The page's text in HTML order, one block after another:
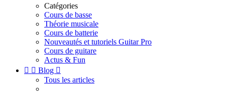
Catégories
Cours de basse
Théorie musicale
Cours de batterie
Nouveautés et tutoriels Guitar Pro
Cours de guitare
Actus & Fun
  Blog 
Tous les articles